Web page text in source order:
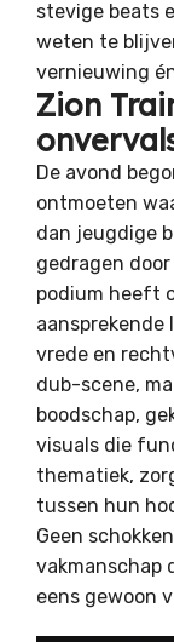
stevige beats
weten te
vernieuwing
Zion
De avond
ontmoeten
dan jeugdige
gedragen
podium heeft
aansprekende
vrede en
dub-scene,
boodschap,
visuals die
thematiek,
tussen hun
Geen
vakmanschap
eens gewoon